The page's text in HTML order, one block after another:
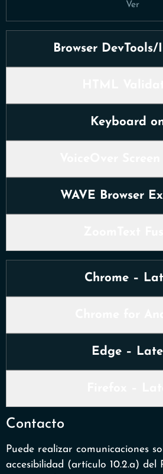
Ver
Browser
Keyboard
WAVE Browser
Chrome –
Edge –
Contacto
Puede realizar comunicaciones
accesibilidad (artículo 10.2.a) del